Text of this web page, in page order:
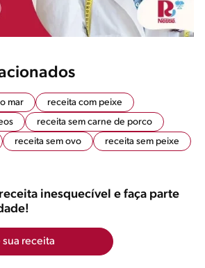
mar
receita com peixe
receita sem carne de porco
receita sem ovo
receita sem peixe
inesquecível e faça parte
sua receita